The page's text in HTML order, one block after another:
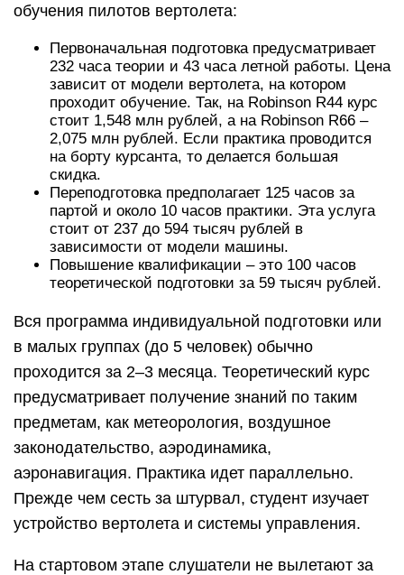
обучения пилотов вертолета:
Первоначальная подготовка предусматривает
232 часа теории и 43 часа летной работы. Цена
зависит от модели вертолета, на котором
проходит обучение. Так, на Robinson R44 курс
стоит 1,548 млн рублей, а на Robinson R66 –
2,075 млн рублей. Если практика проводится
на борту курсанта, то делается большая
скидка.
Переподготовка предполагает 125 часов за
партой и около 10 часов практики. Эта услуга
стоит от 237 до 594 тысяч рублей в
зависимости от модели машины.
Повышение квалификации – это 100 часов
теоретической подготовки за 59 тысяч рублей.
Вся программа индивидуальной подготовки или
в малых группах (до 5 человек) обычно
проходится за 2–3 месяца. Теоретический курс
предусматривает получение знаний по таким
предметам, как метеорология, воздушное
законодательство, аэродинамика,
аэронавигация. Практика идет параллельно.
Прежде чем сесть за штурвал, студент изучает
устройство вертолета и системы управления.
На стартовом этапе слушатели не вылетают за